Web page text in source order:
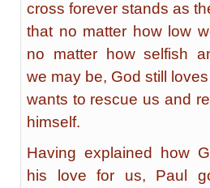
cross forever stands as
that no matter how low
no matter how selfish
we may be, God still loves
wants to rescue us and
himself.
Having explained how
his love for us, Paul